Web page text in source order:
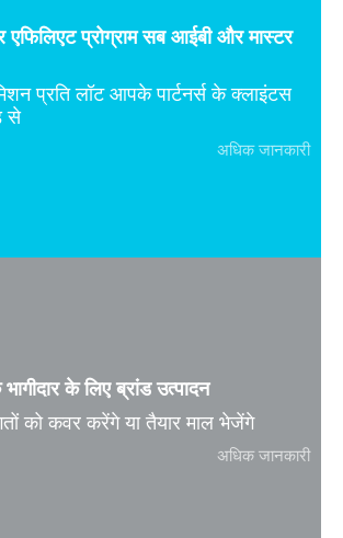
एफिलिएट प्रोग्राम सब आईबी और मास्टर
प्रति लॉट आपके पार्टनर्स के क्लाइंटस
से
अधिक जानकारी
के लिए ब्रांड उत्पादन
को कवर करेंगे या तैयार माल भेजेंगे
अधिक जानकारी